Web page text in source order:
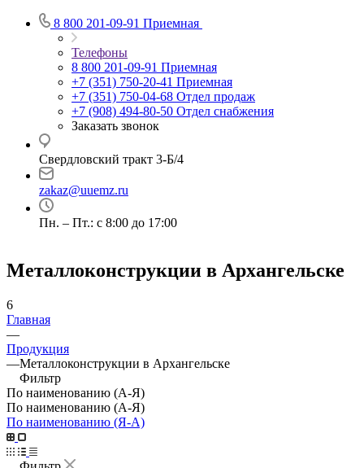
8 800 201-09-91 Приемная
Телефоны
8 800 201-09-91 Приемная
+7 (351) 750-20-41 Приемная
+7 (351) 750-04-68 Отдел продаж
+7 (908) 494-80-50 Отдел снабжения
Заказать звонок
Свердловский тракт 3-Б/4
zakaz@uuemz.ru
Пн. – Пт.: с 8:00 до 17:00
Металлоконструкции в Архангельске
6
Главная
—
Продукция
—Металлоконструкции в Архангельске
Фильтр
По наименованию (А-Я)
По наименованию (А-Я)
По наименованию (Я-А)